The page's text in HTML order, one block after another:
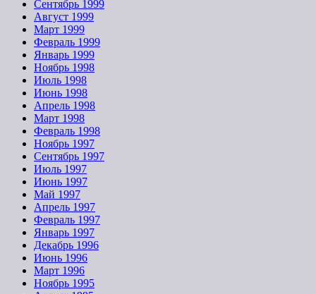
Сентябрь 1999
Август 1999
Март 1999
Февраль 1999
Январь 1999
Ноябрь 1998
Июль 1998
Июнь 1998
Апрель 1998
Март 1998
Февраль 1998
Ноябрь 1997
Сентябрь 1997
Июль 1997
Июнь 1997
Май 1997
Апрель 1997
Февраль 1997
Январь 1997
Декабрь 1996
Июнь 1996
Март 1996
Ноябрь 1995